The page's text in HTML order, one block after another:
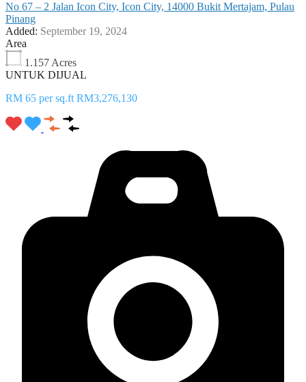
No 67 – 2 Jalan Icon City, Icon City, 14000 Bukit Mertajam, Pulau
Pinang
Added: September 19, 2024
Area
1.157 Acres
UNTUK DIJUAL
RM 65 per sq.ft RM3,276,130